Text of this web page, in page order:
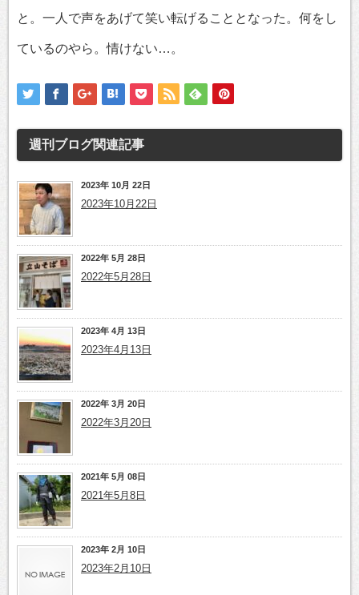
と。一人で声をあげて笑い転げることとなった。何をし
ているのやら。情けない…。
週刊ブログ関連記事
2023年 10月 22日
2023年10月22日
2022年 5月 28日
2022年5月28日
2023年 4月 13日
2023年4月13日
2022年 3月 20日
2022年3月20日
2021年 5月 08日
2021年5月8日
2023年 2月 10日
2023年2月10日